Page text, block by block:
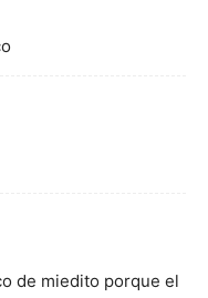
de miedito porque el